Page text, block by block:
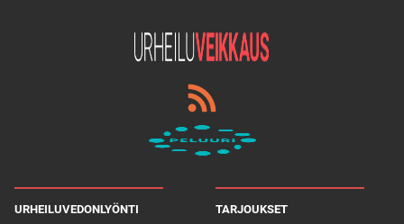
URHEILUVEDONLYÖNTI TARJOUKSET